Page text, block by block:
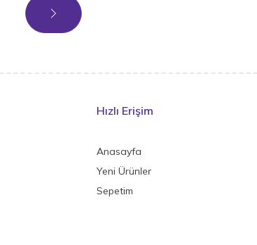
Kayıt Ol
Hızlı Erişim
Anasayfa
Yeni Ürünler
Sepetim